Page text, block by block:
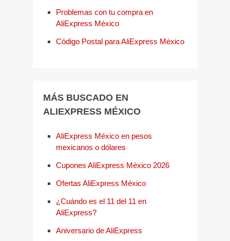
Problemas con tu compra en
AliExpress México
Código Postal para AliExpress México
MÁS BUSCADO EN
ALIEXPRESS MÉXICO
AliExpress México en pesos
mexicanos o dólares
Cupones AliExpress México 2026
Ofertas AliExpress México
¿Cuándo es el 11 del 11 en
AliExpress?
Aniversario de AliExpress